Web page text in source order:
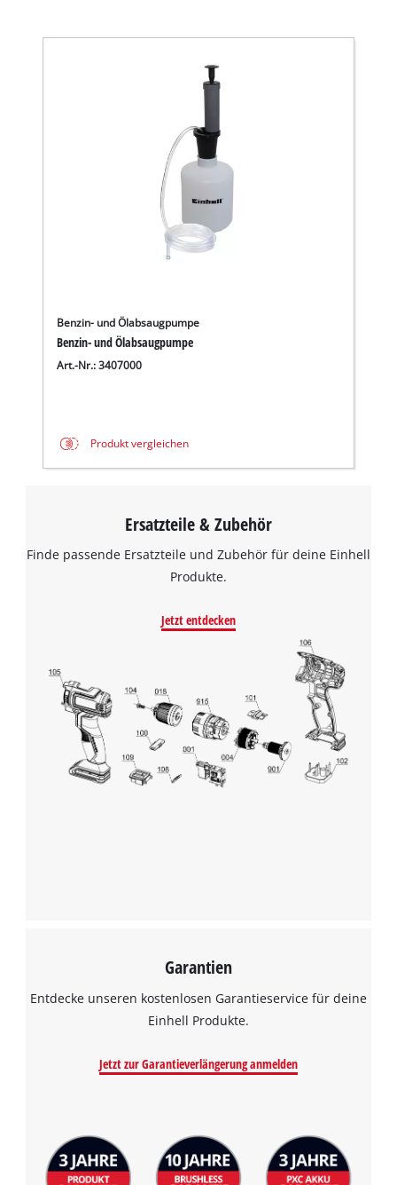
Benzin- und Ölabsaugpumpe
Benzin- und Ölabsaugpumpe
Art.-Nr.: 3407000
Produkt vergleichen
Ersatzteile & Zubehör
Finde passende Ersatzteile und Zubehör für deine Einhell
Produkte.
Jetzt entdecken
Garantien
Entdecke unseren kostenlosen Garantieservice für deine
Einhell Produkte.
Jetzt zur Garantieverlängerung anmelden